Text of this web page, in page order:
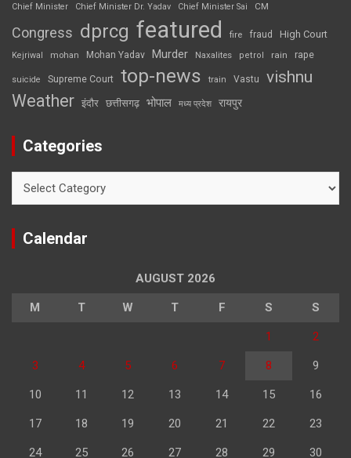
Chief Minister
Chief Minister Dr. Yadav Chief Minister Sai CM
Congress dprcg featured fire fraud High Court
Kejriwal mohan Mohan Yadav Murder Naxalites petrol rain rape
suicide Supreme Court top-news train Vastu vishnu
Weather इंदौर छत्तीसगढ़ भोपाल मध्य प्रदेश रायपुर
Categories
Calendar
AUGUST 2026
M T W T F S S
1 2
3 4 5 6 7 8 9
10 11 12 13 14 15 16
17 18 19 20 21 22 23
24 25 26 27 28 29 30